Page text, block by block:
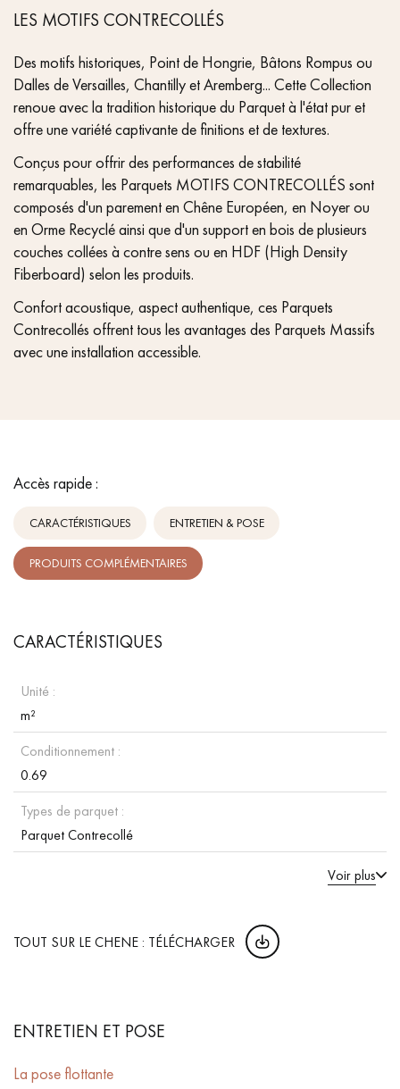
LES MOTIFS CONTRECOLLÉS
Des motifs historiques, Point de Hongrie, Bâtons Rompus ou
Dalles de Versailles, Chantilly et Aremberg... Cette Collection
renoue avec la tradition historique du Parquet à l'état pur et
offre une variété captivante de finitions et de textures.
Conçus pour offrir des performances de stabilité
remarquables, les Parquets MOTIFS CONTRECOLLÉS sont
composés d'un parement en Chêne Européen, en Noyer ou
en Orme Recyclé ainsi que d'un support en bois de plusieurs
couches collées à contre sens ou en HDF (High Density
Fiberboard) selon les produits.
Confort acoustique, aspect authentique, ces Parquets
Contrecollés offrent tous les avantages des Parquets Massifs
avec une installation accessible.
Accès rapide :
CARACTÉRISTIQUES ENTRETIEN & POSE
PRODUITS COMPLÉMENTAIRES
CARACTÉRISTIQUES
Unité :
m²
Conditionnement :
0.69
Types de parquet :
Parquet Contrecollé
Voir plus
TOUT SUR LE CHENE : TÉLÉCHARGER
ENTRETIEN ET POSE
La pose flottante